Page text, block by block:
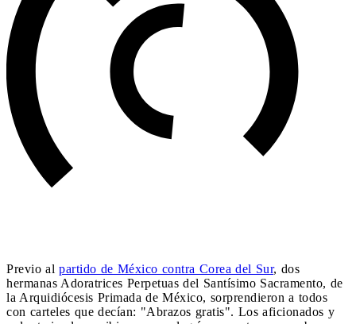
Previo al partido de México contra Corea del Sur, dos
hermanas Adoratrices Perpetuas del Santísimo Sacramento, de
la Arquidiócesis Primada de México, sorprendieron a todos
con carteles que decían: "Abrazos gratis". Los aficionados y